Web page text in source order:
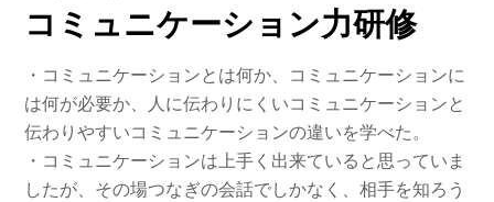
コミュニケーション力研修
・コミュニケーションとは何か、コミュニケーションに
は何が必要か、人に伝わりにくいコミュニケーションと
伝わりやすいコミュニケーションの違いを学べた。
・コミュニケーションは上手く出来ていると思っていま
したが、その場つなぎの会話でしかなく、相手を知ろう